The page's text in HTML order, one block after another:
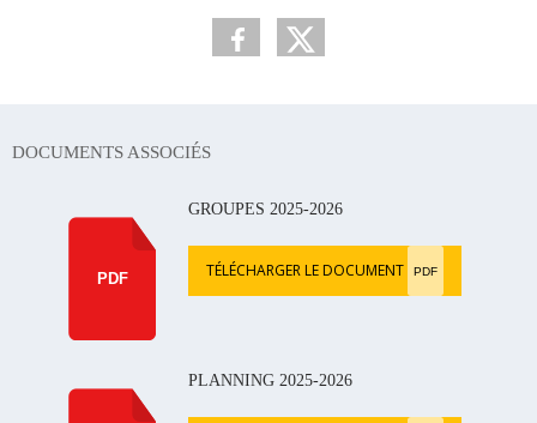
DOCUMENTS ASSOCIÉS
PDF
GROUPES 2025-2026
TÉLÉCHARGER LE DOCUMENT PDF
PLANNING 2025-2026